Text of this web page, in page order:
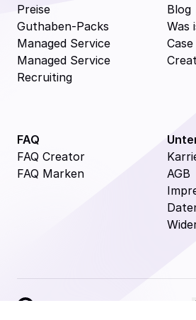
Preise
Guthaben-Packs
Managed Service
Managed Service
Recruiting
Blog
Was
FAQ
FAQ Creator
FAQ Marken
AGB